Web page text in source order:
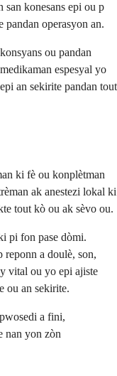
san konesans epi ou p
pandan operasyon an.
ou pandan
espesyal yo
an sekirite pandan tout
ki fè ou konplètman
ak anestezi lokal ki
tout kò ou ak sèvo ou.
pi fon pase dòmi.
a doulè, son,
vital ou yo epi ajiste
ou an sekirite.
a fini,
nan yon zòn